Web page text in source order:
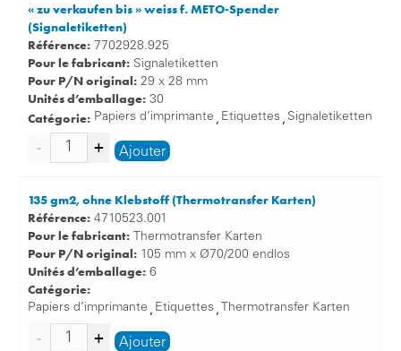
« zu verkaufen bis » weiss f. METO-Spender
(Signaletiketten)
Référence: 7702928.925
Pour le fabricant: Signaletiketten
Pour P/N original: 29 x 28 mm
Unités d’emballage: 30
Catégorie: Papiers d’imprimante , Etiquettes , Signaletiketten
Ajouter
135 gm2, ohne Klebstoff (Thermotransfer Karten)
Référence: 4710523.001
Pour le fabricant: Thermotransfer Karten
Pour P/N original: 105 mm x Ø70/200 endlos
Unités d’emballage: 6
Catégorie:
Papiers d’imprimante , Etiquettes , Thermotransfer Karten
Ajouter